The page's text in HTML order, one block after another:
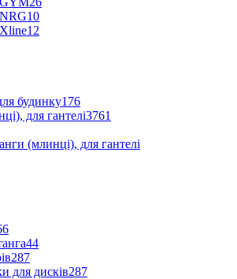
10
12
будинку176
для гантелі3761
(млинці), для гантелі
44
287
для дисків287